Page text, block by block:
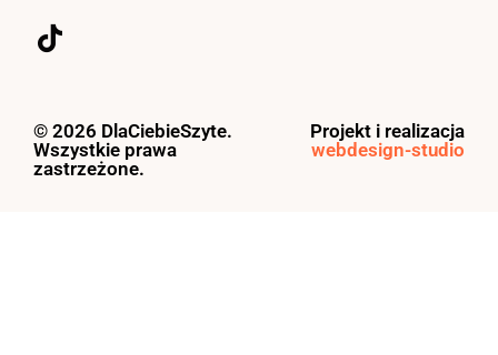
© 2026 DlaCiebieSzyte.
Wszystkie prawa
zastrzeżone.
Projekt i realizacja
webdesign-studio